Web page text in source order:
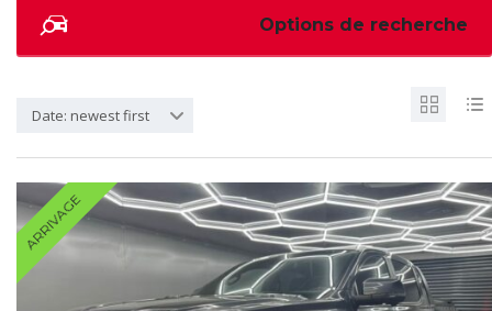
Options de recherche
Date: newest first
ARRIVAGE